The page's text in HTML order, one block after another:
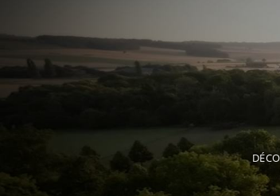
au
contenu